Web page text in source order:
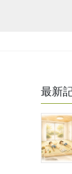
最新